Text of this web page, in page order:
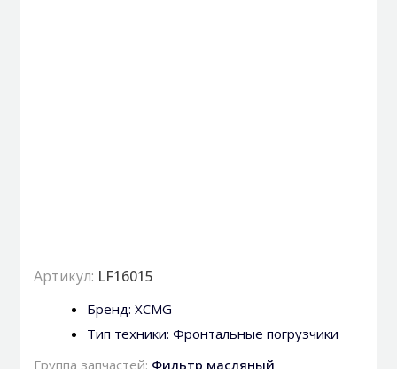
Артикул: LF16015
Бренд: XCMG
Тип техники: Фронтальные погрузчики
Группа запчастей: Фильтр масляный